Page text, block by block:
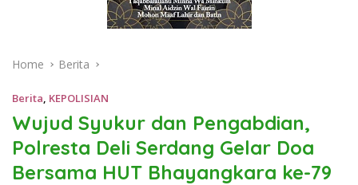
Home Berita
Berita, KEPOLISIAN
Wujud Syukur dan Pengabdian,
Polresta Deli Serdang Gelar Doa
Bersama HUT Bhayangkara ke-79